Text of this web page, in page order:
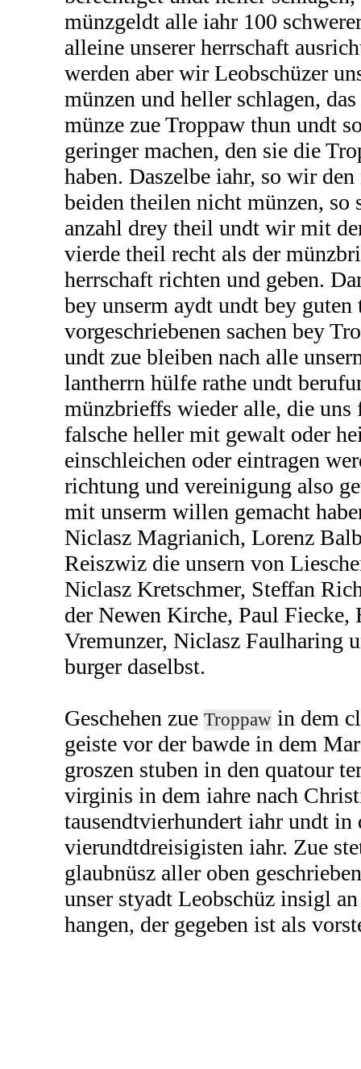
münzgeldt alle iahr 100
alleine unserer herrschaft
werden aber wir Leobschüzer
münzen und heller schlagen,
münze zue Troppaw thun undt
geringer machen, den sie die
haben. Daszelbe iahr, so wir
beiden theilen nicht münzen, so
anzahl drey theil undt wir mit
vierde theil recht als der
herrschaft richten und geben.
bey unserm aydt undt bey guten
vorgeschriebenen sachen bey
undt zue bleiben nach alle
lantherrn hülfe rathe undt
münzbrieffs wieder alle, die uns
falsche heller mit gewalt oder
einschleichen oder eintragen
richtung und vereinigung also
mit unserm willen gemacht
Niclasz Magrianich, Lorenz
Reiszwiz die unsern von
Niclasz Kretschmer, Steffan
der Newen Kirche, Paul Fiecke,
Vremunzer, Niclasz Faulharing
burger daselbst.
Geschehen zue Troppaw in dem
geiste vor der bawde in dem
groszen stuben in den quatour
virginis in dem iahre nach
tausendtvierhundert iahr undt in
vierundtdreisigisten iahr. Zue
glaubnüsz aller oben
unser styadt Leobschüz insigl
hangen, der gegeben ist als